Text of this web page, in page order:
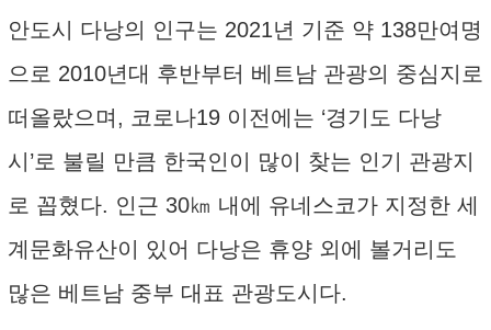
안도시 다낭의 인구는 2021년 기준 약 138만여명
으로 2010년대 후반부터 베트남 관광의 중심지로
떠올랐으며, 코로나19 이전에는 ‘경기도 다낭
시’로 불릴 만큼 한국인이 많이 찾는 인기 관광지
로 꼽혔다. 인근 30㎞ 내에 유네스코가 지정한 세
계문화유산이 있어 다낭은 휴양 외에 볼거리도
많은 베트남 중부 대표 관광도시다.